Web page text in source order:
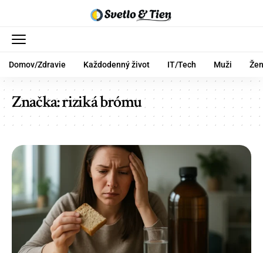
Domov/Zdravie Každodenný život IT/Tech Muži
Značka:riziká brómu